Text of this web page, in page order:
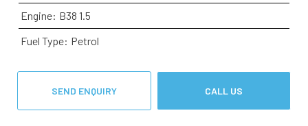
Engine: B38 1.5
Fuel Type: Petrol
SEND ENQUIRY CALL US